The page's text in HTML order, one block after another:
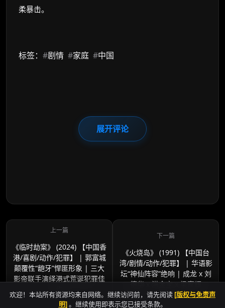
柔暴击。
标签： #剧情 #家庭 #中国
展开评论
《临时劫案》 (2024) 【中国香
港/喜剧/动作/犯罪】 | 郭富城
颠覆性“龅牙”悍匪形象 | 三大
影帝联手演绎港式荒诞犯罪佳
作
《火烧岛》 (1991) 【中国台
湾/剧情/动作/犯罪】 | 华语影
坛“神仙阵容”绝响 | 成龙 x 刘
德华 x 洪金宝 x 梁家辉
欢迎！本站所有资源均来自网络。继续访问前，请先阅读 [版权与免责声
明]。继续使用即表示您已接受条款。